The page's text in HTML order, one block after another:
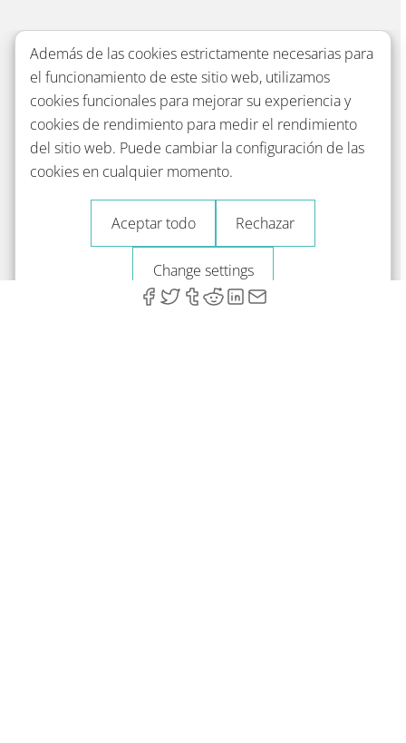
Además de las cookies estrictamente necesarias para
el funcionamiento de este sitio web, utilizamos
cookies funcionales para mejorar su experiencia y
cookies de rendimiento para medir el rendimiento
del sitio web. Puede cambiar la configuración de las
cookies en cualquier momento.
Aceptar todo Rechazar
Change settings